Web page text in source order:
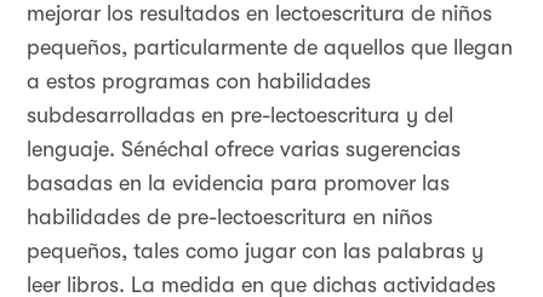
mejorar los resultados en lectoescritura de niños
pequeños, particularmente de aquellos que llegan
a estos programas con habilidades
subdesarrolladas en pre-lectoescritura y del
lenguaje. Sénéchal ofrece varias sugerencias
basadas en la evidencia para promover las
habilidades de pre-lectoescritura en niños
pequeños, tales como jugar con las palabras y
leer libros. La medida en que dichas actividades